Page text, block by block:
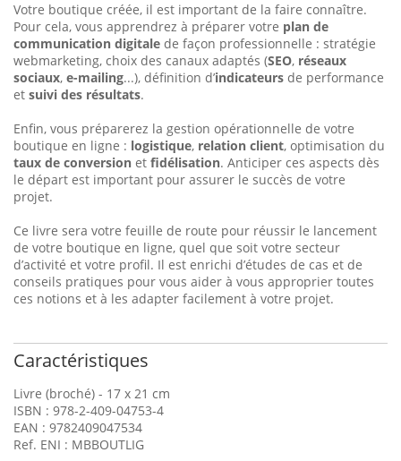
Votre boutique créée, il est important de la faire connaître.
Pour cela, vous apprendrez à préparer votre plan de
communication digitale de façon professionnelle : stratégie
webmarketing, choix des canaux adaptés (SEO, réseaux
sociaux, e-mailing...), définition d’indicateurs de performance
et suivi des résultats.
Enfin, vous préparerez la gestion opérationnelle de votre
boutique en ligne : logistique, relation client, optimisation du
taux de conversion et fidélisation. Anticiper ces aspects dès
le départ est important pour assurer le succès de votre
projet.
Ce livre sera votre feuille de route pour réussir le lancement
de votre boutique en ligne, quel que soit votre secteur
d’activité et votre profil. Il est enrichi d’études de cas et de
conseils pratiques pour vous aider à vous approprier toutes
ces notions et à les adap­ter facilement à votre projet.
Caractéristiques
Livre (broché) - 17 x 21 cm
ISBN : 978-2-409-04753-4
EAN : 9782409047534
Ref. ENI : MBBOUTLIG